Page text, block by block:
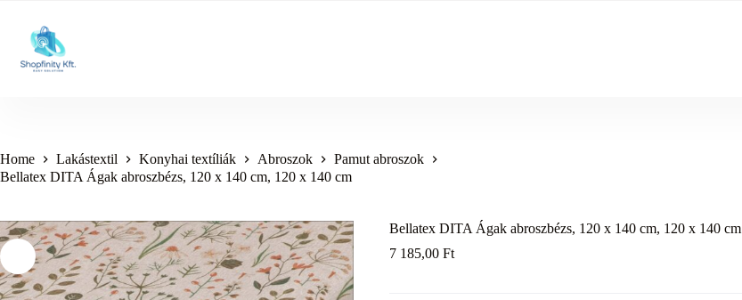
content
Home Lakástextil Konyhai textíliák Abroszok
Pamut abroszok
Bellatex DITA Ágak abroszbézs, 120 x 140 cm, 120 x 140 cm
Bellatex DITA Ágak abroszbézs, 120 x 140 cm, 120 x 140 cm
7 185,00Ft